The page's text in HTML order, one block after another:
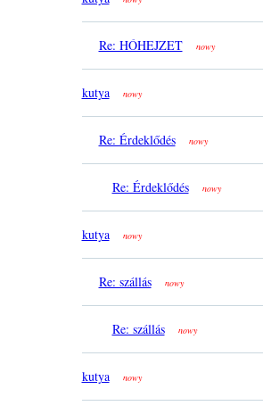
Re: HÓHEJZET nowy
kutya nowy
Re: Érdeklődés nowy
Re: Érdeklődés nowy
kutya nowy
Re: szállás nowy
Re: szállás nowy
kutya nowy